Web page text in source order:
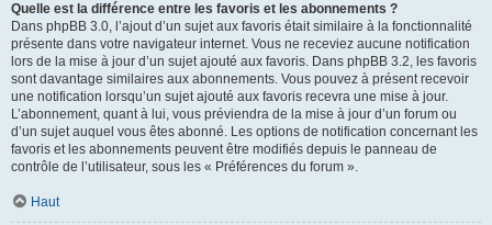
Quelle est la différence entre les favoris et les abonnements ?
Dans phpBB 3.0, l’ajout d’un sujet aux favoris était similaire à la fonctionnalité
présente dans votre navigateur internet. Vous ne receviez aucune notification
lors de la mise à jour d’un sujet ajouté aux favoris. Dans phpBB 3.2, les favoris
sont davantage similaires aux abonnements. Vous pouvez à présent recevoir
une notification lorsqu’un sujet ajouté aux favoris recevra une mise à jour.
L’abonnement, quant à lui, vous préviendra de la mise à jour d’un forum ou
d’un sujet auquel vous êtes abonné. Les options de notification concernant les
favoris et les abonnements peuvent être modifiés depuis le panneau de
contrôle de l’utilisateur, sous les « Préférences du forum ».
Haut